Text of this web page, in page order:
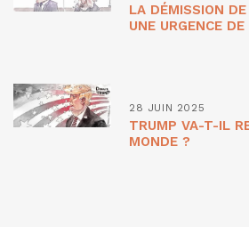
LA DÉMISSION
UNE URGENCE
28 JUIN 2025
TRUMP VA-T-IL
MONDE ?